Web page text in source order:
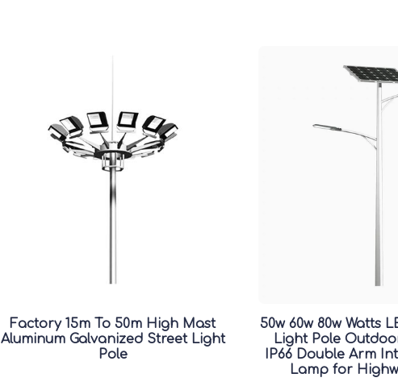
Factory 15m To 50m High Mast
Aluminum Galvanized Street Light
Pole
50w 60w 80w Watts
Light Pole
IP66 Double Arm
Lamp for